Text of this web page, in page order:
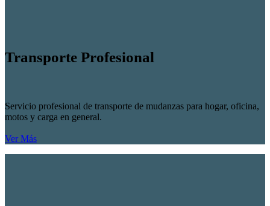
Transporte Profesional
Servicio profesional de transporte de mudanzas para hogar, oficina,
motos y carga en general.
Ver Más